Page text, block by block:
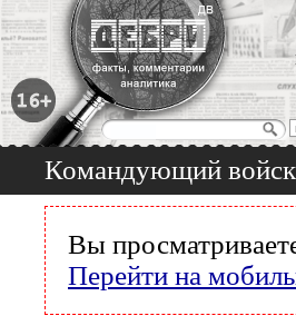
Командующий
Вы
Перейти на